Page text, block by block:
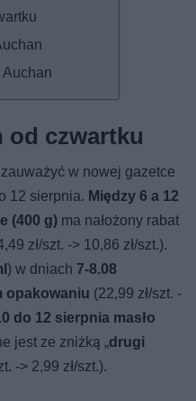
od czwartku
w nowej gazetce
12 sierpnia. Między 6 a 12
(400 g) ma nałożony rabat
zł/szt. -> 10,86 zł/szt.).
) w dniach 7-8.08
opakowaniu (22,99 zł/szt. -
do 12 sierpnia masło
jest ze zniżką „drugi
-> 2,99 zł/szt.).